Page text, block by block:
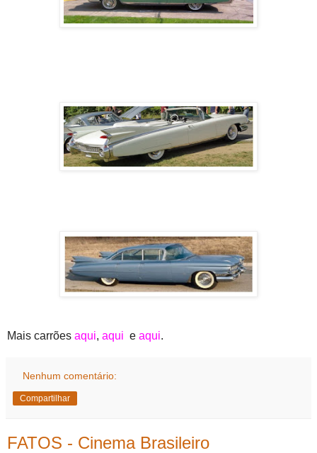
Mais carrões aqui, aqui e aqui.
Nenhum comentário:
Compartilhar
FATOS - Cinema Brasileiro